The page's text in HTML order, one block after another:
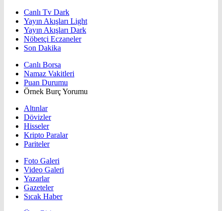
Canlı Tv Dark
Yayın Akışları Light
Yayın Akışları Dark
Nöbetçi Eczaneler
Son Dakika
Canlı Borsa
Namaz Vakitleri
Puan Durumu
Örnek Burç Yorumu
Altınlar
Dövizler
Hisseler
Kripto Paralar
Pariteler
Foto Galeri
Video Galeri
Yazarlar
Gazeteler
Sıcak Haber